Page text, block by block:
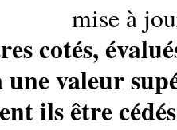
mise à
cotés,
une valeur
ils être